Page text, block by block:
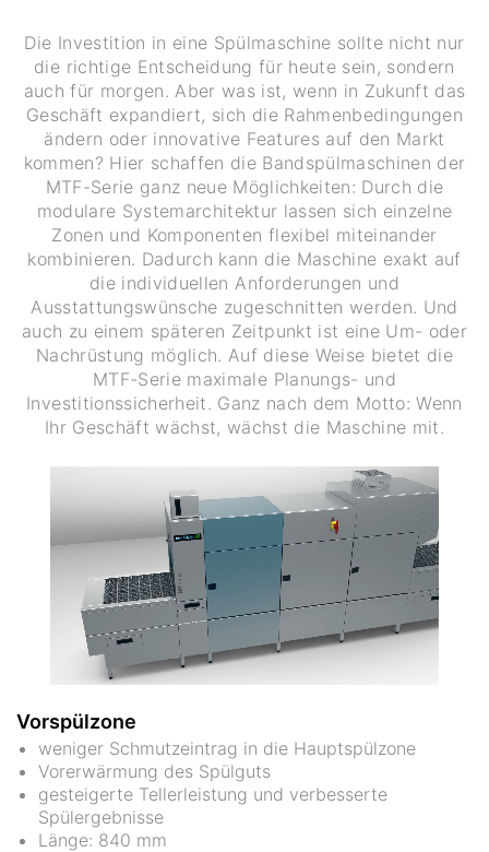
Die Investition in eine Spülmaschine sollte nicht nur
die richtige Entscheidung für heute sein, sondern
auch für morgen. Aber was ist, wenn in Zukunft das
Geschäft expandiert, sich die Rahmenbedingungen
ändern oder innovative Features auf den Markt
kommen? Hier schaffen die Bandspülmaschinen der
MTF-Serie ganz neue Möglichkeiten: Durch die
modulare Systemarchitektur lassen sich einzelne
Zonen und Komponenten flexibel miteinander
kombinieren. Dadurch kann die Maschine exakt auf
die individuellen Anforderungen und
Ausstattungswünsche zugeschnitten werden. Und
auch zu einem späteren Zeitpunkt ist eine Um- oder
Nachrüstung möglich. Auf diese Weise bietet die
MTF-Serie maximale Planungs- und
Investitionssicherheit. Ganz nach dem Motto: Wenn
Ihr Geschäft wächst, wächst die Maschine mit.
Vorspülzone
weniger Schmutzeintrag in die Hauptspülzone
Vorerwärmung des Spülguts
gesteigerte Tellerleistung und verbesserte
Spülergebnisse
Länge: 840 mm